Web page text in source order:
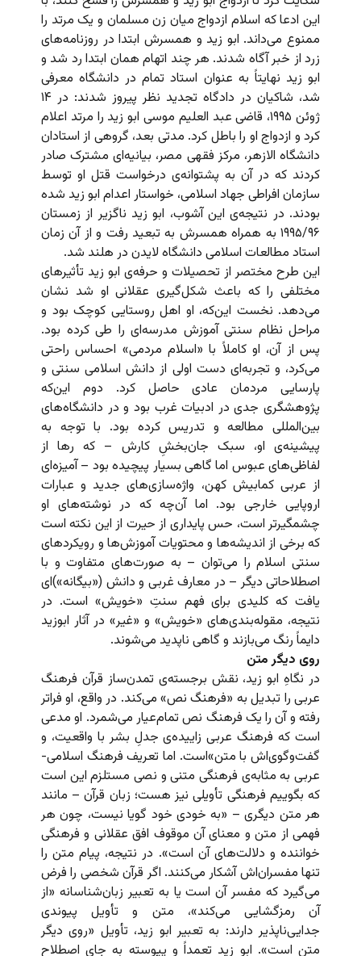
این ادعا که اسلام ازدواج میان زن مسلمان و یک مرتد را
ممنوع می‌داند. ابو زید و همسرش ابتدا در روزنامه‌های
زرد از خبر آگاه شدند. هر چند اتهام همان ابتدا رد شد و
ابو زید نهایتاً به عنوان استاد تمام در دانشگاه معرفی
شد، شاکیان در دادگاه تجدید نظر پیروز شدند: در ۱۴
ژوئن ۱۹۹۵، قاضی عبد العلیم موسی ابو زید را مرتد اعلام
کرد و ازدواج او را باطل کرد. مدتی بعد، گروهی از استادان
دانشگاه الازهر، مرکز فقهی مصر، بیانیه‌ای مشترک صادر
کردند که در آن به پشتوانه‌ی درخواست قتل او توسط
سازمان افراطی جهاد اسلامی، خواستار اعدام ابو زید شده
بودند. در نتیجه‌ی این آشوب، ابو زید ناگزیر از زمستان
۱۹۹۵/۹۶ به همراه همسرش به تبعید رفت و از آن زمان
استاد مطالعات اسلامی دانشگاه لایدن در هلند شد.
این طرح مختصر از تحصیلات و حرفه‌ی ابو زید تأثیرهای
مختلفی را که باعث شکل‌گیری عقلانی او شد نشان
می‌دهد. نخست این‌‌که، او اهل روستایی کوچک بود و
مراحل نظام سنتی آموزش مدرسه‌ای را طی کرده بود.
پس از آن، او کاملاً با «اسلام مردمی» احساس راحتی
می‌کرد، و تجربه‌ای دست اولی از دانش اسلامی سنتی و
پارسایی مردمان عادی حاصل کرد. دوم این‌که
پژوهشگری جدی در ادبیات غرب بود و در دانشگاه‌های
بین‌المللی مطالعه و تدریس کرده بود. با توجه به
پیشینه‌ی او، سبک جان‌بخشِ کارش – که رها از
لفاظی‌های عبوس اما گاهی بسیار پیچیده بود – آمیزه‌ای
از عربی کمابیش کهن، واژه‌سازی‌های جدید و عبارات
اروپایی خارجی بود. اما آن‌چه که در نوشته‌های او
چشمگیرتر است، حس پایداری از حیرت از این نکته است
که برخی از اندیشه‌ها و محتویات آموزش‌ها و رویکردهای
سنتی اسلام را می‌توان – به صورت‌های متفاوت و با
اصطلاحاتی دیگر – در معارف غربی و دانش‌ («بیگانه»)ای
یافت که کلیدی برای فهم سنتِ «خویش» است. در
نتیجه، مقوله‌بندی‌های «خویش» و «غیر» در آثار ابوزید
دایماً رنگ می‌بازند و گاهی ناپدید می‌شوند.
روی دیگر متن
در نگاهِ ابو زید، نقش برجسته‌ی تمدن‌ساز قرآن فرهنگ
عربی را تبدیل به «فرهنگ نص» می‌کند. در واقع، او فراتر
رفته و آن را یک فرهنگ نص تمام‌عیار می‌شمرد. او مدعی
است که فرهنگ عربی زاییده‌ی جدلِ بشر با واقعیت، و
گفت‌وگوی‌اش با متن»‌است. اما تعریف فرهنگ اسلامی-
عربی به مثابه‌ی فرهنگی متنی و نصی مستلزم این است
که بگوییم فرهنگی تأویلی نیز هست؛ زبان قرآن – مانند
هر متن دیگری – «به خودی خود گویا نیست، چون هر
فهمی از متن و معنای آن موقوف افق عقلانی و فرهنگی
خواننده و دلالت‌های آن است». در نتیجه، پیام متن را
تنها مفسرا‌ن‌اش آشکار می‌کنند. اگر قرآن شخصی را فرض
می‌گیرد که مفسر آن است یا به تعبیر زبان‌شناسانه «از
آن رمزگشایی می‌‌کند»، متن و تأویل پیوندی
جدایی‌ناپذیر دارند: به تعبیر ابو زید، تأویل «روی دیگر
متن است». ابو زید تعمداً و پیوسته به جای اصطلاحِ